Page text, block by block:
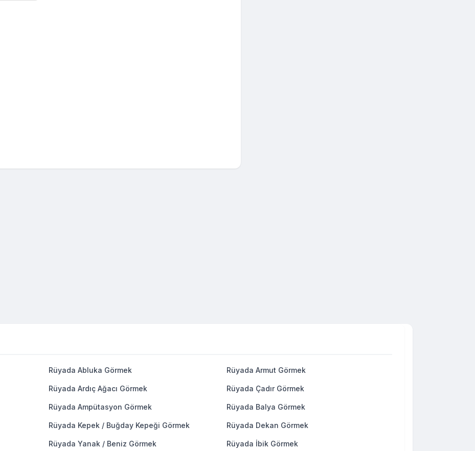
Rüyada Abluka Görmek Rüyada Armut Görmek
Rüyada Ardıç Ağacı Görmek Rüyada Çadır Görmek
Rüyada Ampütasyon Görmek Rüyada Balya Görmek
Rüyada Kepek / Buğday Kepeği Görmek Rüyada Dekan Görmek
Rüyada Yanak / Beniz Görmek Rüyada İbik Görmek